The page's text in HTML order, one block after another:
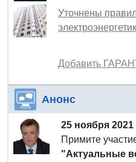
Уточнены
Добавить
Анонс
25 ноября 2021
Примите
"Актуальные